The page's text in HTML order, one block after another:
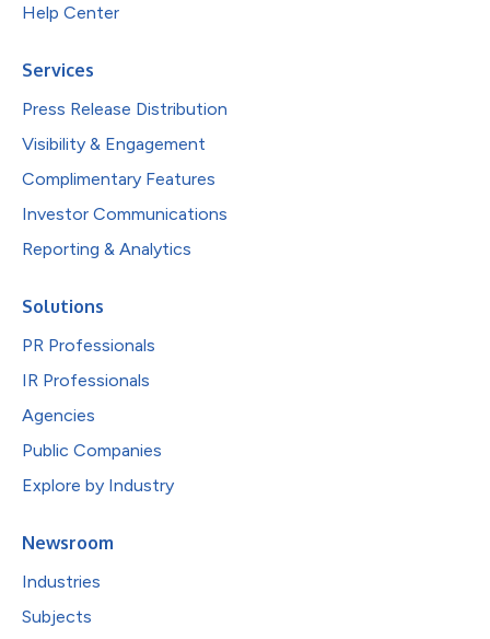
Help Center
Services
Press Release Distribution
Visibility & Engagement
Complimentary Features
Investor Communications
Reporting & Analytics
Solutions
PR Professionals
IR Professionals
Agencies
Public Companies
Explore by Industry
Newsroom
Industries
Subjects